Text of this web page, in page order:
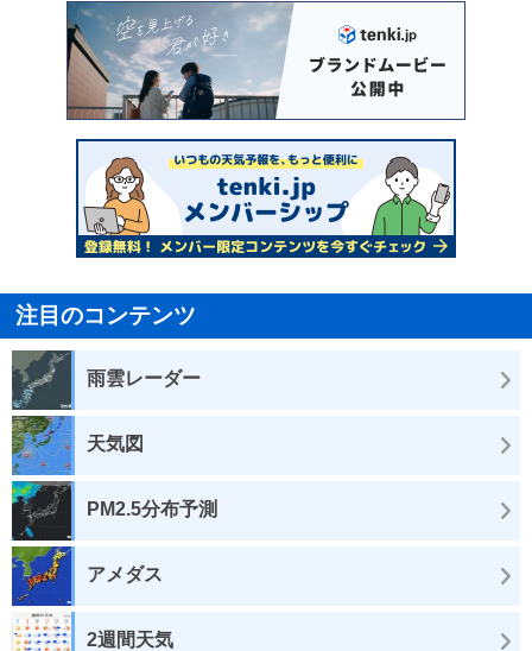
注目のコンテンツ
雨雲レーダー
天気図
PM2.5分布予測
アメダス
2週間天気